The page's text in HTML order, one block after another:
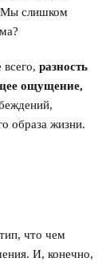
слишком
разность
ощущение,
образа жизни.
что чем
И, конечно,